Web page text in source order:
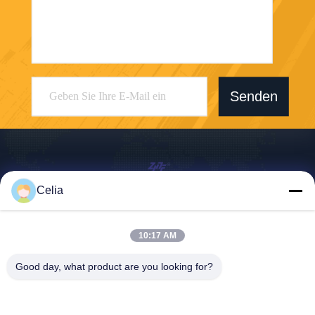
Senden
Shenzhen Zhong Jian South Environment
86--13392805835
Celia
10:17 AM
Good day, what product are you looking for?